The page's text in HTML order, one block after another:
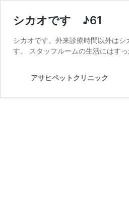
シカオです ♪61
シカオです。外来診療時間以外は
す。 スタッフルームの生活にはす
アサヒペットクリニック